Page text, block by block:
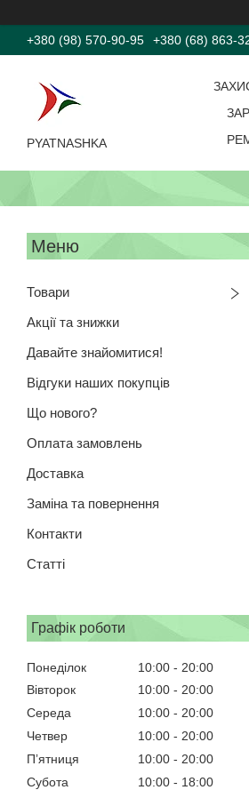
+380 (98) 570-90-95 +380 (68) 863-
PYATNASHKA
Товари
Акції та знижки
Давайте знайомитися!
Відгуки наших покупців
Що нового?
Оплата замовлень
Доставка
Заміна та повернення
Контакти
Статті
Графік роботи
Понеділок 10:00
20:00
Вівторок
10:00
20:00
Середа
10:00
20:00
Четвер
10:00
20:00
Пʼятниця
10:00
20:00
Субота
10:00
18:00